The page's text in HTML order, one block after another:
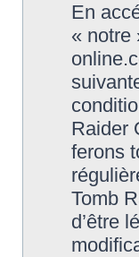
En
« notre
Raider
ferons
Tomb
d’être